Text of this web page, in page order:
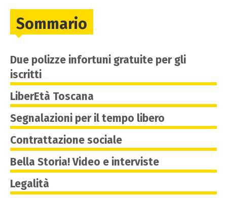
Sommario
Due polizze infortuni gratuite per gli
iscritti
LiberEtà Toscana
Segnalazioni per il tempo libero
Contrattazione sociale
Bella Storia! Video e interviste
Legalità